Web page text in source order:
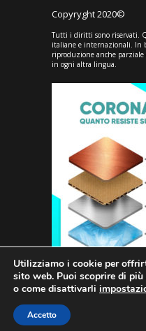
Copyryght 2020©
Tutti i diritti sono riservati.
italiane e internazionali. In
riproduzione anche
in ogni altra lingua.
Utilizziamo i cookie per
sito web. Puoi scoprire di
o come disattivarli
Accetto